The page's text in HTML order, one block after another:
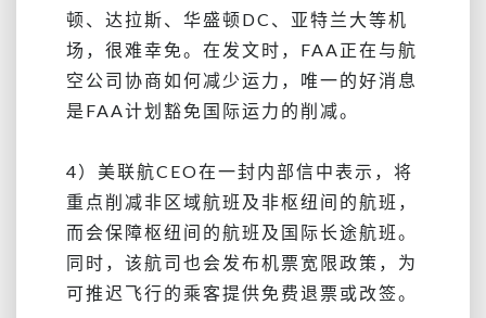
顿、达拉斯、华盛顿DC、亚特兰大等机
场，很难幸免。在发文时，FAA正在与航
空公司协商如何减少运力，唯一的好消息
是FAA计划豁免国际运力的削减。
4）美联航CEO在一封内部信中表示，将
重点削减非区域航班及非枢纽间的航班，
而会保障枢纽间的航班及国际长途航班。
同时，该航司也会发布机票宽限政策，为
可推迟飞行的乘客提供免费退票或改签。